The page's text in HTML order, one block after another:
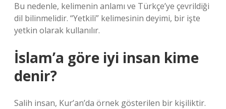
Bu nedenle, kelimenin anlamı ve Türkçe’ye çevrildiği
dil bilinmelidir. “Yetkili” kelimesinin deyimi, bir işte
yetkin olarak kullanılır.
İslam’a göre iyi insan kime
denir?
Salih insan, Kur’an’da örnek gösterilen bir kişiliktir.